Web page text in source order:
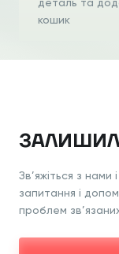
кошик
Зв’яжіться з нами
запитання і
проблем